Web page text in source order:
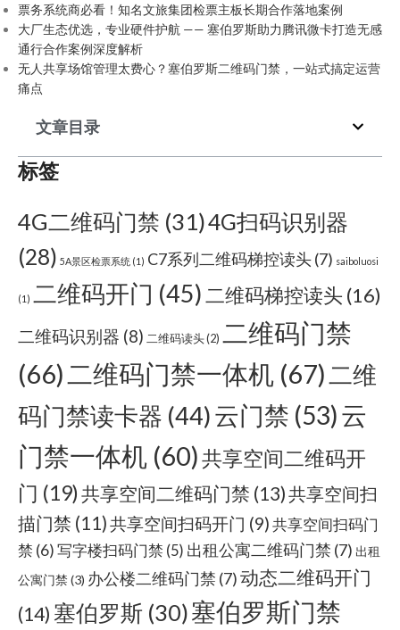
票务系统商必看！知名文旅集团检票主板长期合作落地案例
大厂生态优选，专业硬件护航 —— 塞伯罗斯助力腾讯微卡打造无感
通行合作案例深度解析
无人共享场馆管理太费心？塞伯罗斯二维码门禁，一站式搞定运营
痛点
文章目录
标签
4G二维码门禁 (31)4G扫码识别器
(28) 5A景区检票系统 (1) C7系列二维码梯控读头(7) saiboluosi
(1) 二维码开门 (45)二维码梯控读头 (16)
二维码识别器 (8) 二维码读头(2) 二维码门禁
(66) 二维码门禁一体机 (67) 二维
码门禁读卡器 (44)云门禁 (53)云
门禁一体机 (60)共享空间二维码开
门 (19) 共享空间二维码门禁 (13)共享空间扫
描门禁 (11)共享空间扫码开门 (9)共享空间扫码门
禁 (6) 写字楼扫码门禁 (5) 出租公寓二维码门禁 (7) 出租
公寓门禁 (3) 办公楼二维码门禁 (7)动态二维码开门
(14) 塞伯罗斯 (30)塞伯罗斯门禁